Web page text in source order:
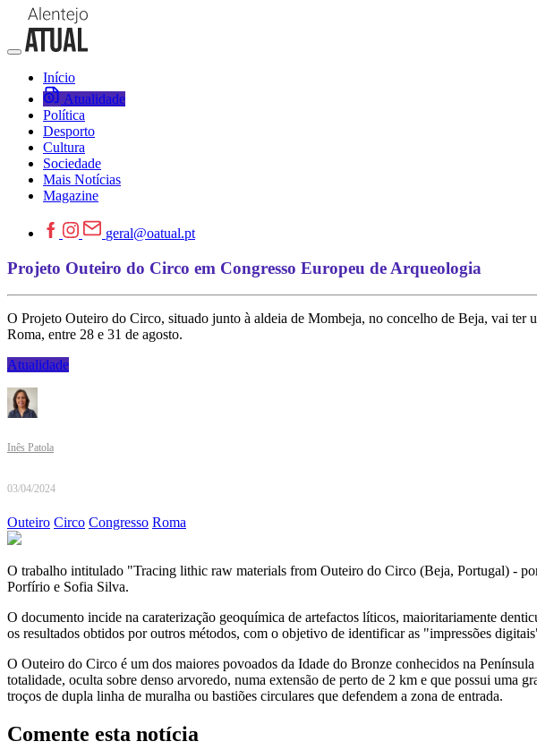
Início
Atualidade
Política
Desporto
Cultura
Sociedade
Mais Notícias
Magazine
geral@oatual.pt
Projeto Outeiro do Circo em Congresso Europeu de Arqueologia
O Projeto Outeiro do Circo, situado junto à aldeia de Mombeja, no concelho de Beja, vai
Roma, entre 28 e 31 de agosto.
Atualidade
Inês Patola
03/04/2024
Outeiro Circo Congresso Roma
O trabalho intitulado "Tracing lithic raw materials from Outeiro do Circo (Beja, Portugal) -
Porfírio e Sofia Silva.
O documento incide na caraterização geoquímica de artefactos líticos, maioritariamente
os resultados obtidos por outros métodos, com o objetivo de identificar as "impressões
O Outeiro do Circo é um dos maiores povoados da Idade do Bronze conhecidos na
totalidade, oculta sobre denso arvoredo, numa extensão de perto de 2 km e que possui uma
troços de dupla linha de muralha ou bastiões circulares que defendem a zona de entrada.
Comente esta notícia